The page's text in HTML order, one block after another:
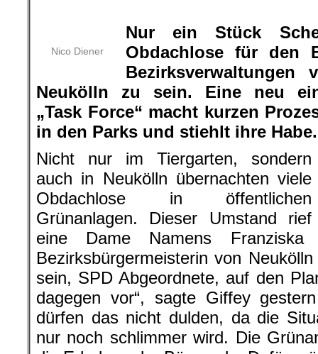
Nico Diener
Nur ein Stück
Obdachlose für den
Neukölln zu sein. Eine neu
„Task Force“ macht kurzen
in den Parks und stiehlt ihre Habe.
Nicht nur im Tiergarten, sondern
auch in Neukölln übernachten viele
Obdachlose in öffentlichen
Grünanlagen. Dieser Umstand rief
eine Dame Namens
Bezirksbürgermeisterin von
sein, SPD Abgeordnete, auf den
dagegen vor“, sagte Giffey
dürfen das nicht dulden, da die
nur noch schlimmer wird. Die